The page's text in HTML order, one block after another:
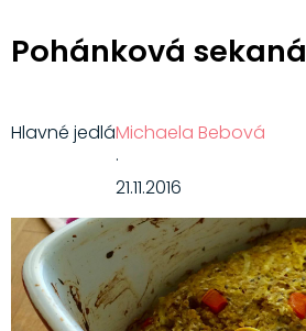
Pohánková sekaná
Hlavné jedláMichaela Bebová
·
21.11.2016